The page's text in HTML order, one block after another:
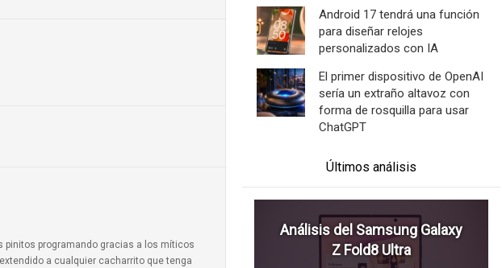
pinitos programando gracias a los míticos
a cualquier cacharrito que tenga
Android 17 tendrá una función
para diseñar relojes
personalizados con IA
El primer dispositivo de OpenAI
sería un extraño altavoz con
forma de rosquilla para usar
ChatGPT
Últimos análisis
Análisis del Samsung Galaxy
Z Fold8 Ultra